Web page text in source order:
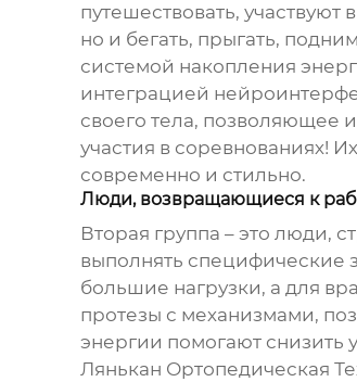
путешествовать,
но и бегать, прыгать,
системой накопления
интеграцией
своего тела, позволяющее
участия в соревнованиях!
современно и стильно.
Люди, возвращающиеся к
Вторая группа – это люди,
выполнять специфические
большие нагрузки, а для
протезы с механизмами,
энергии помогают
Лянькан Ортопедическая